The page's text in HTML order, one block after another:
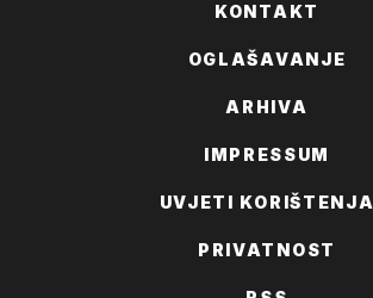
KONTAKT
OGLAŠAVANJE
ARHIVA
IMPRESSUM
UVJETI KORIŠTENJA
PRIVATNOST